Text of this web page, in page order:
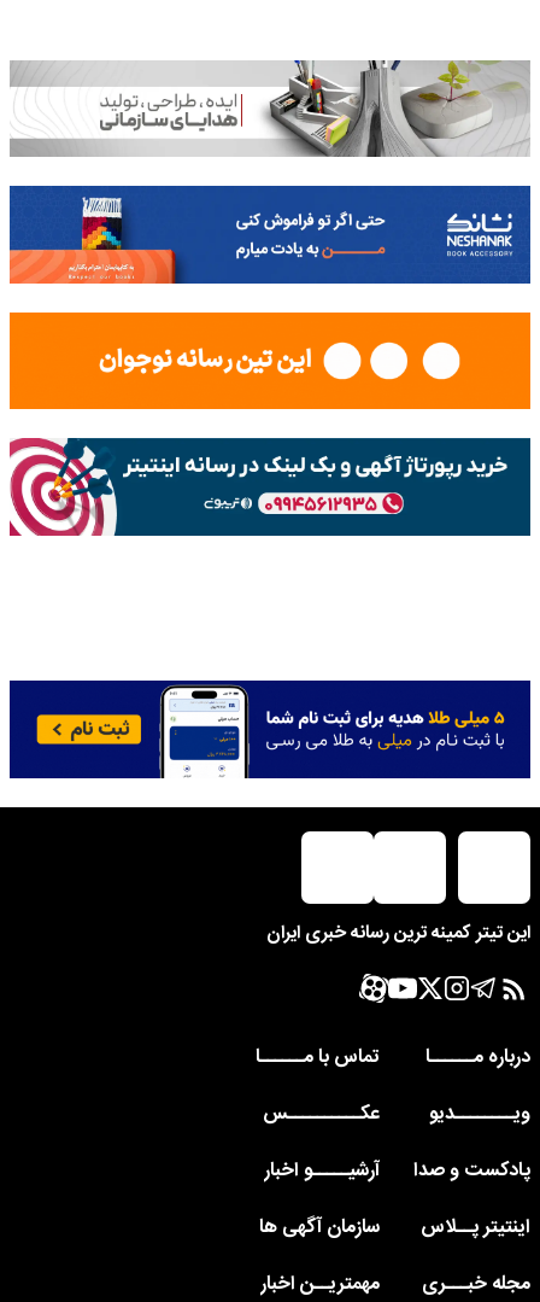
این تیتر کمینه ترین رسانه خبری ایران
درباره مــــــا
تماس با مــــــا
ویــــــــدیو
عکــــــــــس
پادکست و صدا
آرشیـــــو اخبار
اینتیتر پــلاس
سازمان آگهی ها
مجله خبـــری
مهمتریــن اخبار